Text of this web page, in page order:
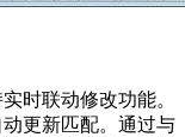
时联动修改功能。
更新匹配。通过与